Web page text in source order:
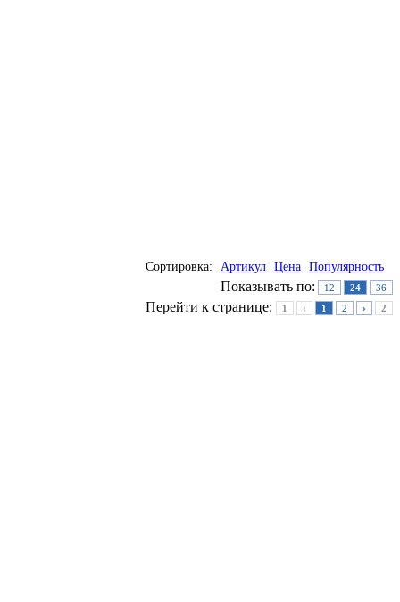
Сортировка: Артикул Цена Популярность
Показывать по: 12 24 36
Перейти к странице: 1 ‹ 1 2 › 2